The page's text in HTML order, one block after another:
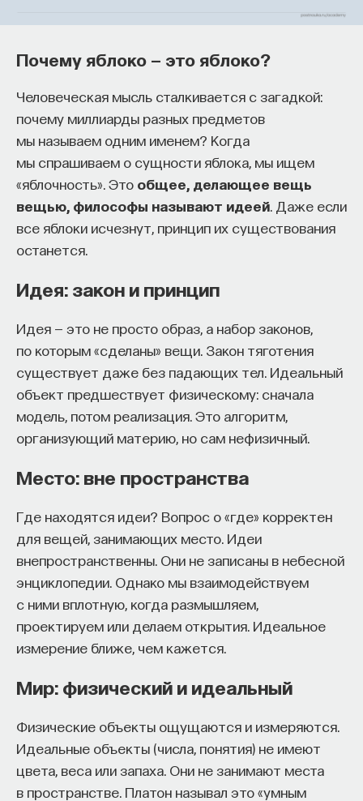
Почему яблоко — это яблоко?
Человеческая мысль сталкивается с загадкой:
почему миллиарды разных предметов
мы называем одним именем? Когда
мы спрашиваем о сущности яблока, мы ищем
«яблочность». Это общее, делающее вещь
вещью, философы называют идеей . Даже если
все яблоки исчезнут, принцип их существования
останется.
Идея: закон и принцип
Идея — это не просто образ, а набор законов,
по которым «сделаны» вещи. Закон тяготения
существует даже без падающих тел. Идеальный
объект предшествует физическому: сначала
модель, потом реализация. Это алгоритм,
организующий материю, но сам нефизичный.
Место: вне пространства
Где находятся идеи? Вопрос о «где» корректен
для вещей, занимающих место. Идеи
внепространственны. Они не записаны в небесной
энциклопедии. Однако мы взаимодействуем
с ними вплотную, когда размышляем,
проектируем или делаем открытия. Идеальное
измерение ближе, чем кажется.
Мир: физический и идеальный
Физические объекты ощущаются и измеряются.
Идеальные объекты (числа, понятия) не имеют
цвета, веса или запаха. Они не занимают места
в пространстве. Платон называл это «умным
мышления и обучения
В новом эпизоде «Мыслить как ученый»Ивар
Максутовбеседует сУльяной Раведовской
зачем университет нужен в эпоху ИИ и почему
высшее образование нельзя сводить к быстрой
подготовке под нужды рынка.
Они обсуждают, как университеты выбирают
собственное будущее, почему результаты
и что на самом деле должен уметь студент,
выходящий в сложный и быстро меняющийся мир.
А еще — почему ИИ не стоит просто запрещать,
как использовать его для диалога, и зачем
университету учить не только знаниям, но и самой
практике мышления и коммуникации.
проект Naukka Talents.
Это глобальная экосистема для поиска и найма
STEM-специалистов (Science, Technology,
Engineering, Mathematics) в самые амбициозные
Deep-Tech и Biotech проекты по всему миру. Если
вы занимаетесь биоинформатикой, молекулярной
биологией, ИИ или другими наукоемкими
дисциплинами, проект поможет вам найти место
в командах, меняющих индустрию.
Заполнить анкету кандидата
Образование работает дольше,
чем кажется